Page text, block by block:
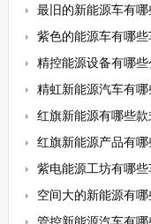
最旧的新能源车有
紫色的能源车有哪
精控能源设备有哪
精虹新能源汽车有
红旗新能源有哪些
红旗新能源产品有
紫电能源工坊有哪
空间大的新能源有